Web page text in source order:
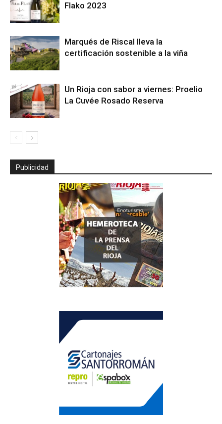
Flako 2023
Marqués de Riscal lleva la
certificación sostenible a la viña
Un Rioja con sabor a viernes: Proelio
La Cuvée Rosado Reserva
Publicidad